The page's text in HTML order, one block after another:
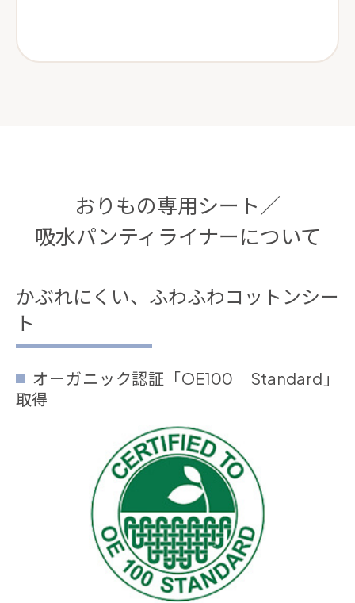
おりもの専用シート／
吸水パンティライナーについて
かぶれにくい、ふわふわコットンシー
ト
オーガニック認証「OE100 Standard」
取得